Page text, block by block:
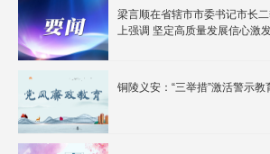
梁言顺在省辖市市委书记市长
上强调 坚定高质量发展信心激
铜陵义安：“三举措”激活警示教